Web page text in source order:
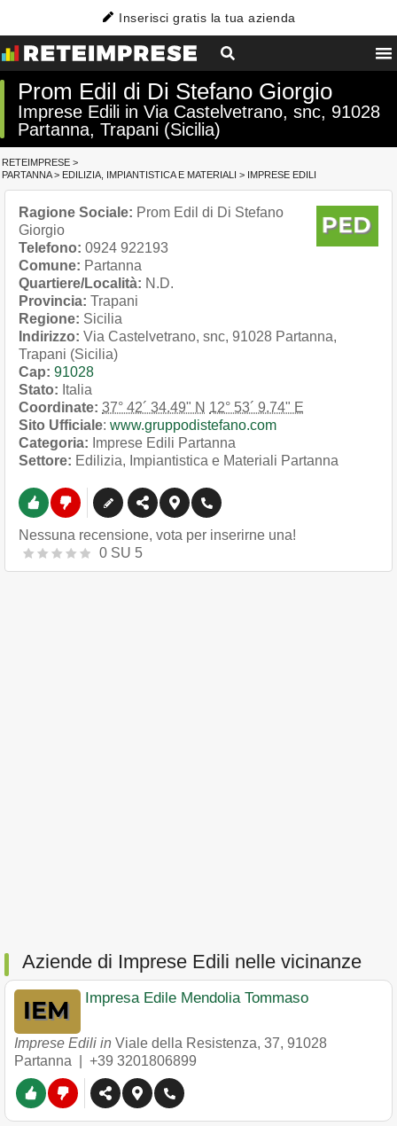
Inserisci gratis la tua azienda
Prom Edil di Di Stefano Giorgio
Imprese Edili in Via Castelvetrano, snc, 91028
Partanna, Trapani (Sicilia)
RETEIMPRESE >
PARTANNA> EDILIZIA, IMPIANTISTICA E MATERIALI > IMPRESE EDILI
Ragione Sociale: Prom Edil di Di Stefano
Giorgio
Telefono: 0924 922193
Comune: Partanna
Quartiere/Località: N.D.
Provincia: Trapani
Regione: Sicilia
Indirizzo: Via Castelvetrano, snc, 91028 Partanna,
Trapani (Sicilia)
Cap: 91028
Stato: Italia
Coordinate: 37° 42´ 34.49" N 12° 53´ 9.74" E
Sito Ufficiale: www.gruppodistefano.com
Categoria: Imprese Edili Partanna
Settore: Edilizia, Impiantistica e Materiali Partanna
Nessuna recensione, vota per inserirne una!
0 SU 5
Aziende di Imprese Edili nelle vicinanze
Impresa Edile Mendolia Tommaso
Imprese Edili in Viale della Resistenza, 37, 91028
Partanna
+39 3201806899